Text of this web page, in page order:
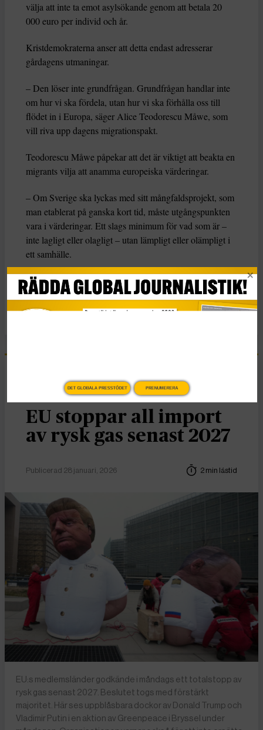
välja att inte ta emot asylsökande genom att betala 20
000 euro per individ och år.
Kristdemokraterna anser att detta endast adresserar
gårdagens utmaningar.
– Den löser inte grundfrågan. Grundfrågan handlar inte
om hur vi ska fördela, utan hur vi ska förhålla oss till
flödet in i Europa, säger Alice Teodorescu Måwe, som
vill riva upp dagens migrationspakt.
Teodorescu Måwe påpekar att det är viktigt att beakta en
migrants vilja att anamma europeiska värderingar.
– Om Sverige ska lyckas med sitt mångfaldsprojekt, som
man etablerat på ganska kort tid, måste utgångspunkten
vara i värderingar. Ett slags minimum för vad som är –
inte lagligt eller olagligt – utan lämpligt eller olämpligt i
ett samhälle.
KATEGORI TAGGAR
EU
Nyheter
EU stoppar all import
av rysk gas senast 2027
Publicerad 28 januari, 2026 2 min lästid
EU:s medlemsländer godkände i måndags ett totalstopp av
rysk gas senast 2027. Beslutet togs med förstärkt
majoritet. Här ses uppblåsbara dockor av Donald Trump och
Vladimir Putin i en aktion av Greenpeace i Bryssel under
DET GLOBALA PRESSTÖDET PRENUMERERA